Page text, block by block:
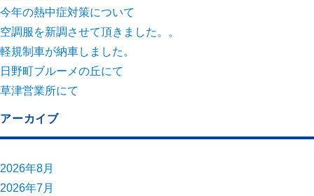
今年の熱中症対策について
空調服を新調させて頂きました。。
軽規制車が納車しました。
日野町ブルーメの丘にて
草津営業所にて
アーカイブ
2026年8月
2026年7月